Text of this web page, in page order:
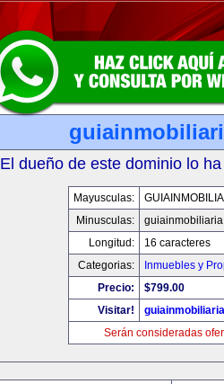
El dueño de este dominio lo
Mayusculas:
Minusculas:
Longitud:
16 caracteres
Categorias:
Inmuebles y
Precio:
$799.00
Visitar!
Serán consideradas